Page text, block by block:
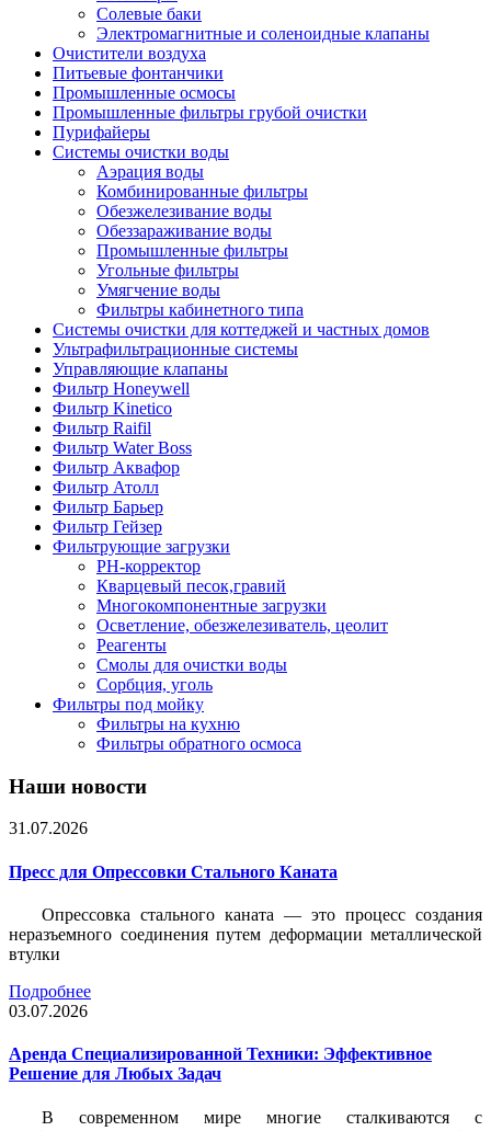
Солевые баки
Электромагнитные и соленоидные клапаны
Очистители воздуха
Питьевые фонтанчики
Промышленные осмосы
Промышленные фильтры грубой очистки
Пурифайеры
Системы очистки воды
Аэрация воды
Комбинированные фильтры
Обезжелезивание воды
Обеззараживание воды
Промышленные фильтры
Угольные фильтры
Умягчение воды
Фильтры кабинетного типа
Системы очистки для коттеджей и частных домов
Ультрафильтрационные системы
Управляющие клапаны
Фильтр Honeywell
Фильтр Kinetico
Фильтр Raifil
Фильтр Water Boss
Фильтр Аквафор
Фильтр Атолл
Фильтр Барьер
Фильтр Гейзер
Фильтрующие загрузки
PH-корректор
Кварцевый песок,гравий
Многокомпонентные загрузки
Осветление, обезжелезиватель, цеолит
Реагенты
Смолы для очистки воды
Сорбция, уголь
Фильтры под мойку
Фильтры на кухню
Фильтры обратного осмоса
Наши новости
31.07.2026
Пресс для Опрессовки Стального Каната
Опрессовка стального каната — это процесс создания
неразъемного соединения путем деформации металлической
втулки
Подробнее
03.07.2026
Аренда Специализированной Техники: Эффективное
Решение для Любых Задач
В современном мире многие сталкиваются с